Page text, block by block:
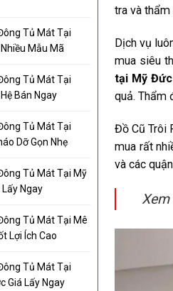
Tủ Mát Tại
Mẫu Mã
Tủ Mát Tại
Bán Ngay
Tủ Mát Tại
Dỡ Gọn Nhẹ
Tủ Mát Tại Mỹ
Ngay
Tủ Mát Tại Mê
Lợi Ích Cao
Tủ Mát Tại
Giá Lấy Ngay
tra và
Dịch vụ
mua siêu
tại Mỹ
quả. Thẩm
Đồ Cũ Trôi
mua rất
và các